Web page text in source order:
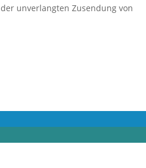
unverlangten Zusendung von